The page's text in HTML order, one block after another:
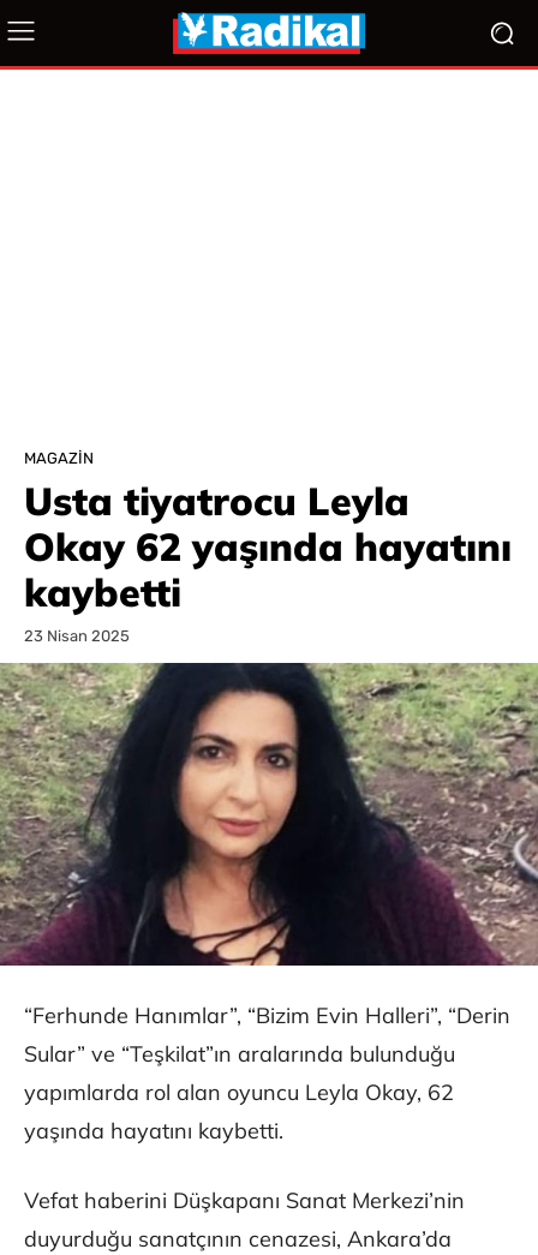
MAGAZIN
Usta tiyatrocu Leyla
Okay 62 yaşında hayatını
kaybetti
23 Nisan 2025
“Ferhunde Hanımlar”, “Bizim Evin Halleri”, “Derin
Sular” ve “Teşkilat”ın aralarında bulunduğu
yapımlarda rol alan oyuncu Leyla Okay, 62
yaşında hayatını kaybetti.
Vefat haberini Düşkapanı Sanat Merkezi’nin
duyurduğu sanatçının cenazesi, Ankara’da